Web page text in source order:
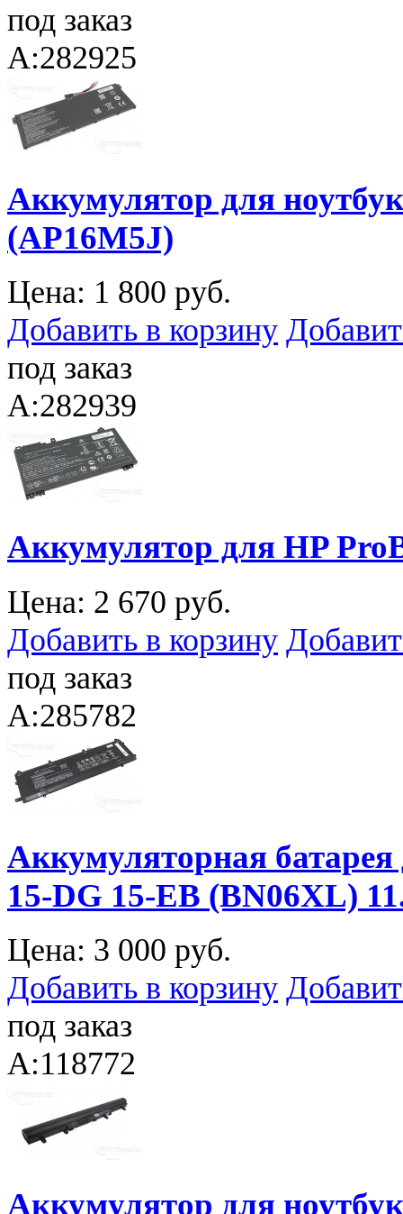
под заказ
A:282925
Аккумулятор для
(AP16M5J)
Цена: 1 800 руб.
Добавить в корзину
под заказ
A:282939
Аккумулятор для HP
Цена: 2 670 руб.
Добавить в корзину
под заказ
A:285782
Аккумуляторная батарея
15-DG 15-EB (BN06XL)
Цена: 3 000 руб.
Добавить в корзину
под заказ
A:118772
Аккумулятор для